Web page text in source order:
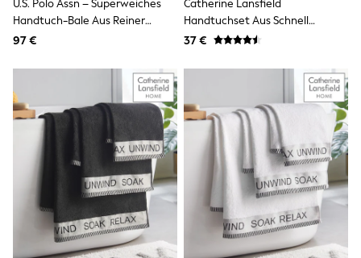
Tops
Nightwear & Pyjamas
Jumpsuits & Playsuits
Shirts & Blouses
Sportswear
Dungarees
All Holiday Shop
Tops
Dresses
Shorts
Sandals & Sliders
Rash Vests
Sun Safe Swimwear
U.S. Polo Assn – Superweiches
Handtuch-Bale Aus Reiner
Baumwolle
97 €
Catherine Lansfield
Handtuchset Aus Schnell
Trocknender 100 % Baumwolle
37 €